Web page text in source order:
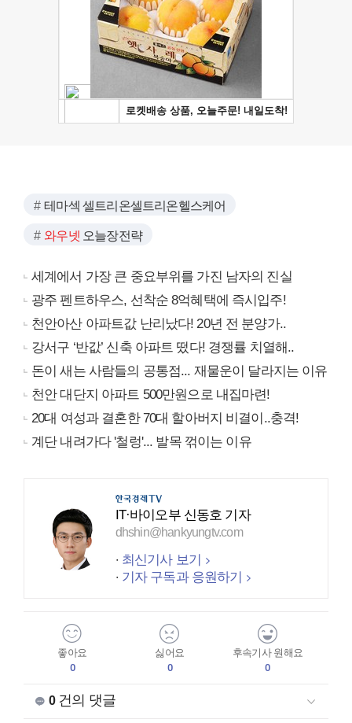
테마섹 셀트리온셀트리온헬스케어
와우넷 오늘장전략
세계에서 가장 큰 중요부위를 가진 남자의 진실
광주 펜트하우스, 선착순 8억혜택에 즉시입주!
천안아산 아파트값 난리났다! 20년 전 분양가..
강서구 ‘반값’ 신축 아파트 떴다! 경쟁률 치열해..
돈이 새는 사람들의 공통점... 재물운이 달라지는 이유
천안 대단지 아파트 500만원으로 내집마련!
20대 여성과 결혼한 70대 할아버지 비결이..충격!
계단 내려가다 '철렁'... 발목 꺾이는 이유
IT·바이오부 신동호 기자
dhshin@hankyungtv.com
최신기사 보기
기자 구독과 응원하기
좋아요
0
싫어요
0
후속기사 원해요
0
0건의 댓글